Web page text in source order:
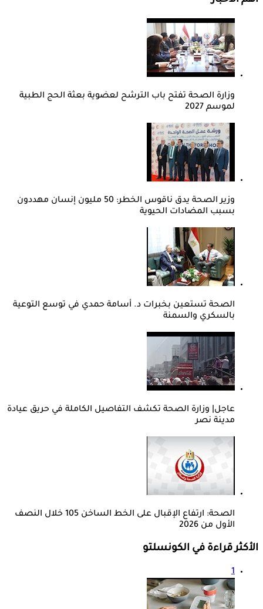
وزارة الصحة تفتح باب الترشح لعضوية بعثة الحج الطبية
لموسم 2027
وزير الصحة يدق ناقوس الخطر: 50 مليون إنسان مهددون
بسبب المضادات الحيوية
الصحة تستعين بخبرات د. أسامة حمدي في توسع التوعية
بالسكري والسمنة
عاجل| وزارة الصحة تكشف التفاصيل الكاملة في حريق عيادة
مدينة نصر
الصحة: ارتفاع الإقبال على الخط الساخن 105 خلال النصف
الأول من 2026
الأكثر قراءة في الكونسلتو
1